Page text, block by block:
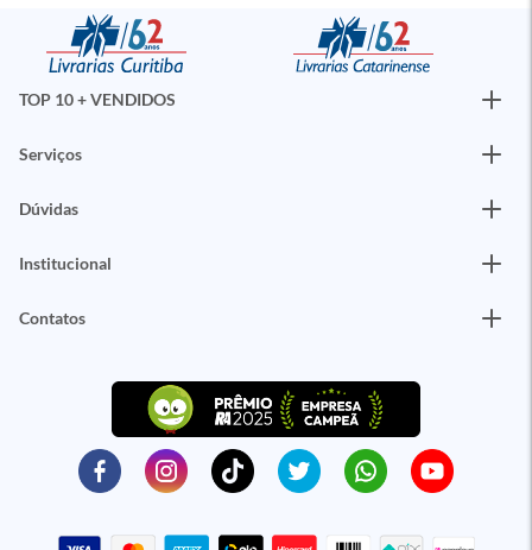
TOP 10 + VENDIDOS
Serviços
Dúvidas
Institucional
Contatos